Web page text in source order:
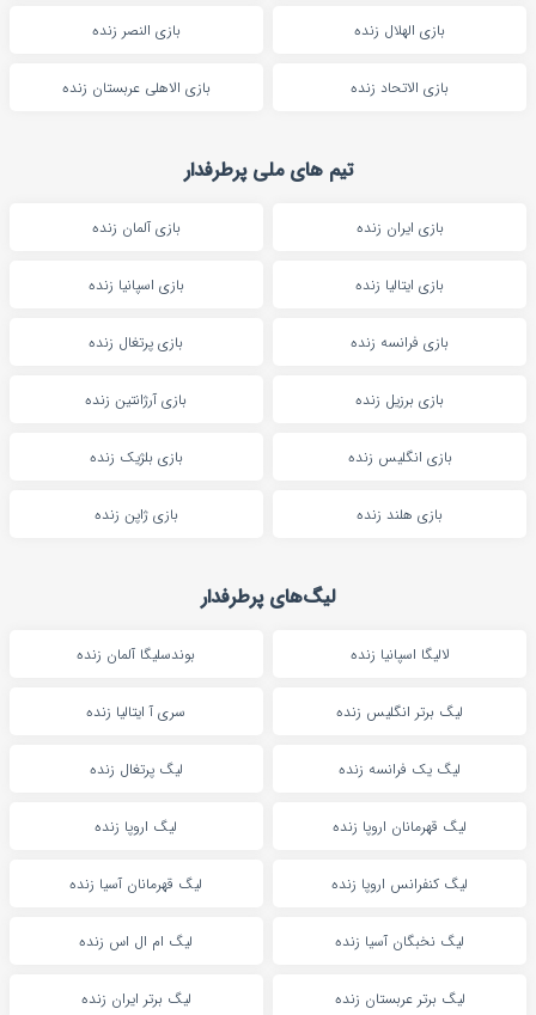
بازی الهلال زنده بازی النصر زنده
بازی الاتحاد زنده بازی الاهلی عربستان زنده
تیم های ملی پرطرفدار
بازی ایران زنده بازی آلمان زنده
بازی ایتالیا زنده بازی اسپانیا زنده
بازی فرانسه زنده بازی پرتغال زنده
بازی برزیل زنده بازی آرژانتین زنده
بازی انگلیس زنده بازی بلژیک زنده
بازی هلند زنده بازی ژاپن زنده
لیگ‌های پرطرفدار
لالیگا اسپانیا زنده بوندسلیگا آلمان زنده
لیگ برتر انگلیس زنده سری آ ایتالیا زنده
لیگ یک فرانسه زنده لیگ پرتغال زنده
لیگ قهرمانان اروپا زنده لیگ اروپا زنده
لیگ کنفرانس اروپا زنده لیگ قهرمانان آسیا زنده
لیگ نخبگان آسیا زنده لیگ ام ال اس زنده
لیگ برتر عربستان زنده لیگ برتر ایران زنده